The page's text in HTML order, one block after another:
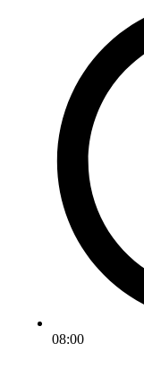
08:00